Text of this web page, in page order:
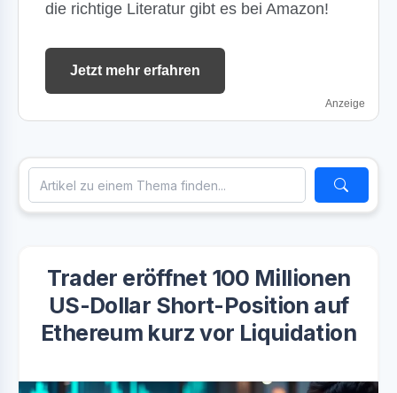
die richtige Literatur gibt es bei Amazon!
Jetzt mehr erfahren
Anzeige
Trader eröffnet 100 Millionen
US-Dollar Short-Position auf
Ethereum kurz vor Liquidation